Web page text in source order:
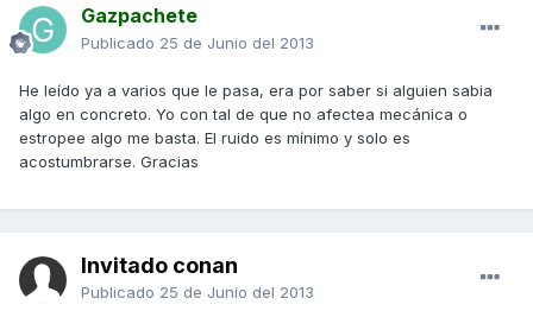
Gazpachete
Publicado 25 de Junio del 2013
He leído ya a varios que le pasa, era por saber si alguien sabia
algo en concreto. Yo con tal de que no afectea mecánica o
estropee algo me basta. El ruido es mínimo y solo es
acostumbrarse. Gracias
Invitado conan
Publicado 25 de Junio del 2013